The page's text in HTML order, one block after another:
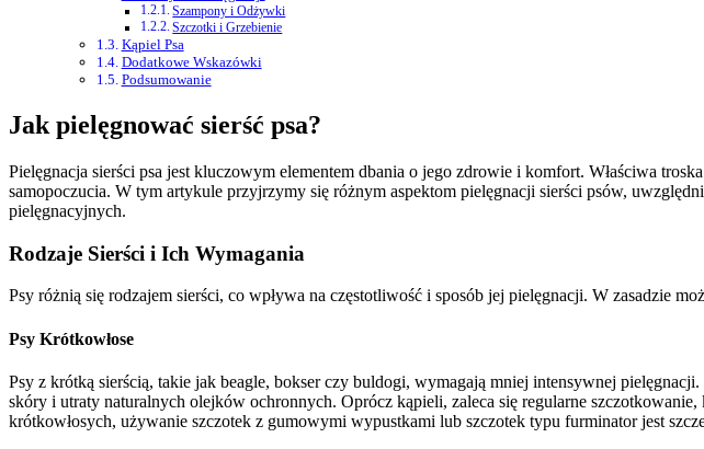
Szampony i Odżywki
Szczotki i Grzebienie
Kąpiel Psa
Dodatkowe Wskazówki
Podsumowanie
Jak pielęgnować sierść psa?
Pielęgnacja sierści psa jest kluczowym elementem dbania o jego zdrowie i komfort. Właściwa
samopoczucia. W tym artykule przyjrzymy się różnym aspektom pielęgnacji sierści psów,
pielęgnacyjnych.
Rodzaje Sierści i Ich Wymagania
Psy różnią się rodzajem sierści, co wpływa na częstotliwość i sposób jej pielęgnacji. W zasadzie
Psy Krótkowłose
Psy z krótką sierścią, takie jak beagle, bokser czy buldogi, wymagają mniej intensywnej
skóry i utraty naturalnych olejków ochronnych. Oprócz kąpieli, zaleca się regularne
krótkowłosych, używanie szczotek z gumowymi wypustkami lub szczotek typu furminator jest